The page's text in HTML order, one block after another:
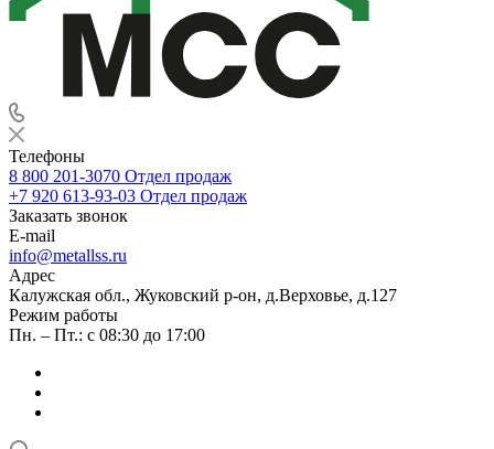
Телефоны
8 800 201-3070 Отдел продаж
+7 920 613-93-03 Отдел продаж
Заказать звонок
E-mail
info@metallss.ru
Адрес
Калужская обл., Жуковский р-он, д.Верховье, д.127
Режим работы
Пн. – Пт.: с 08:30 до 17:00